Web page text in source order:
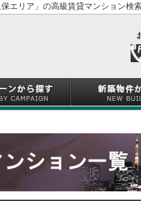
保エリア」の高級賃貸マンション